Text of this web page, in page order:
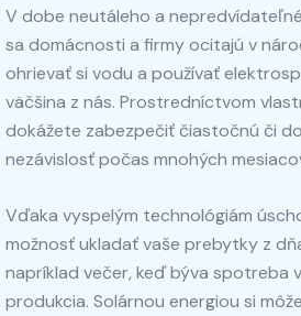
V dobe neutáleho a
sa domácnosti a firmy ocitajú v
ohrievať si vodu a používať
väčšina z nás. Prostredníctvom
dokážete zabezpečiť čiastočnú či
nezávislosť počas mnohých
Vďaka vyspelým technológiám
možnosť ukladať vaše prebytky z
napríklad večer, keď býva spotreba
produkcia. Solárnou energiou si